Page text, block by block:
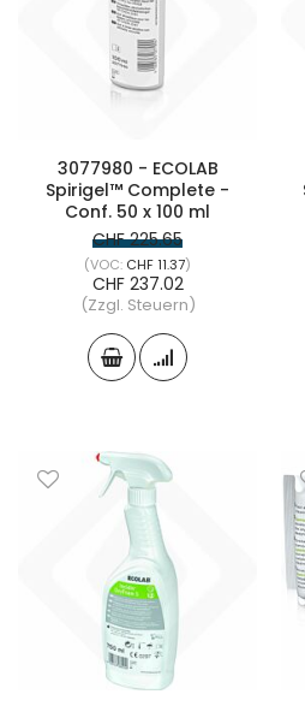
3077980 - ECOLAB
Spirigel™ Complete -
Conf. 50 x 100 ml
CHF 225.65
CHF 11.37
CHF 237.02
(Zzgl. Steuern)